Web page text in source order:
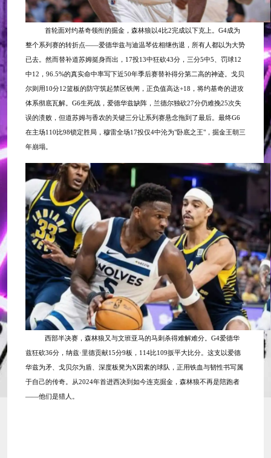
首轮面对约基奇领衔的掘金，森林狼以4比2完成以下克上。G4成为
整个系列赛的转折点——爱德华兹与迪温琴佐相继伤退，所有人都以为大势
已去。然而替补道苏姆挺身而出，17投13中狂砍43分，三分5中5、罚球12
中12，96.5%的真实命中率写下近50年季后赛替补得分第二高的神迹。戈贝
尔则用10分12篮板的防守筑起禁区铁闸，正负值高达+18，将约基奇的进攻
体系彻底瓦解。G6生死战，爱德华兹缺阵，兰德尔独砍27分仍难挽25次失
误的溃败，但道苏姆与香农的关键三分让系列赛悬念拖到了最后。最终G6
在主场110比98锁定胜局，穆雷全场17投仅4中沦为"卧底之王"，掘金王朝三
年崩塌。
西部半决赛，森林狼又与文班亚马的马刺杀得难解难分。 G4爱德华
兹狂砍36分，纳兹·里德贡献15分9板，114比109扳平大比分。这支以爱德
华兹为矛、戈贝尔为盾、深度板凳为X因素的球队，正用铁血与韧性书写属
于自己的传奇。从2024年首进西决到如今连克掘金，森林狼不再是陪跑者
——他们是猎人。